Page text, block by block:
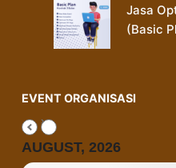
Jasa
(Basic
EVENT ORGANISASI
AUGUST, 2026